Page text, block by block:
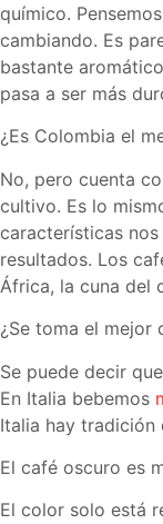
químico.
cambiando. Es
bastante
pasa a ser más
¿Es Colombia el
No, pero cuenta
cultivo. Es lo
características
resultados. Los
África, la cuna del
¿Se toma el mejor
Se puede decir
En Italia bebemos
Italia hay tradición
El café oscuro es
El color solo está